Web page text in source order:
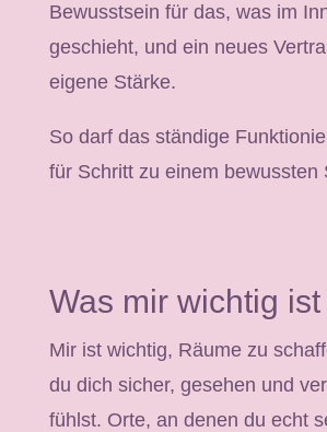
Bewusstsein für das, was im
geschieht, und ein neues
eigene Stärke.
So darf das ständige
für Schritt zu einem bewussten
Was mir wichtig ist
Mir ist wichtig, Räume zu
du dich sicher, gesehen und
fühlst. Orte, an denen du echt